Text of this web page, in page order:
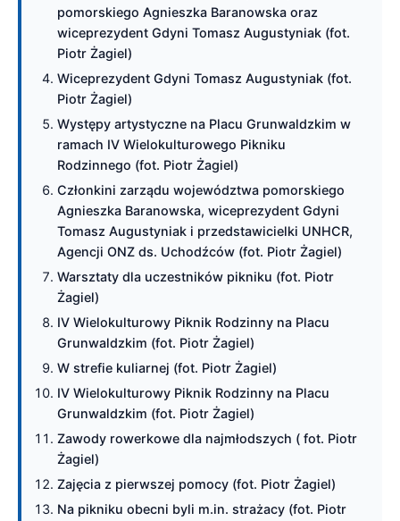
pomorskiego Agnieszka Baranowska oraz
wiceprezydent Gdyni Tomasz Augustyniak (fot.
Piotr Żagiel)
Wiceprezydent Gdyni Tomasz Augustyniak (fot.
Piotr Żagiel)
Występy artystyczne na Placu Grunwaldzkim w
ramach IV Wielokulturowego Pikniku
Rodzinnego (fot. Piotr Żagiel)
Członkini zarządu województwa pomorskiego
Agnieszka Baranowska, wiceprezydent Gdyni
Tomasz Augustyniak i przedstawicielki UNHCR,
Agencji ONZ ds. Uchodźców (fot. Piotr Żagiel)
Warsztaty dla uczestników pikniku (fot. Piotr
Żagiel)
IV Wielokulturowy Piknik Rodzinny na Placu
Grunwaldzkim (fot. Piotr Żagiel)
W strefie kuliarnej (fot. Piotr Żagiel)
IV Wielokulturowy Piknik Rodzinny na Placu
Grunwaldzkim (fot. Piotr Żagiel)
Zawody rowerkowe dla najmłodszych ( fot. Piotr
Żagiel)
Zajęcia z pierwszej pomocy (fot. Piotr Żagiel)
Na pikniku obecni byli m.in. strażacy (fot. Piotr